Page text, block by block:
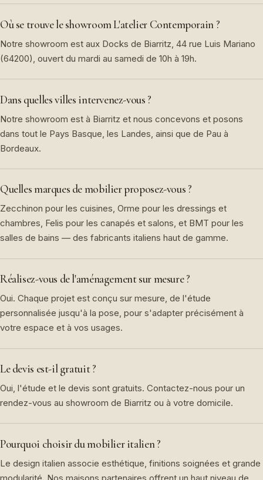
Où se trouve le showroom L'atelier Contemporain ?
Notre showroom est aux Docks de Biarritz, 44 rue Luis Mariano
(64200), ouvert du mardi au samedi de 10h à 19h.
Dans quelles villes intervenez-vous ?
Notre showroom est à Biarritz et nous concevons et posons
dans tout le Pays Basque, les Landes, ainsi que de Pau à
Bordeaux.
Quelles marques de mobilier proposez-vous ?
Zecchinon pour les cuisines, Orme pour les dressings et
chambres, Felis pour les canapés et salons, et BMT pour les
salles de bains — des fabricants italiens haut de gamme.
Réalisez-vous de l'aménagement sur mesure ?
Oui. Chaque projet est conçu sur mesure, de l'étude
personnalisée jusqu'à la pose, pour s'adapter précisément à
votre espace et à vos usages.
Le devis est-il gratuit ?
Oui, l'étude et le devis sont gratuits. Contactez-nous pour un
rendez-vous au showroom de Biarritz ou à votre domicile.
Pourquoi choisir du mobilier italien ?
Le design italien associe esthétique, finitions soignées et grande